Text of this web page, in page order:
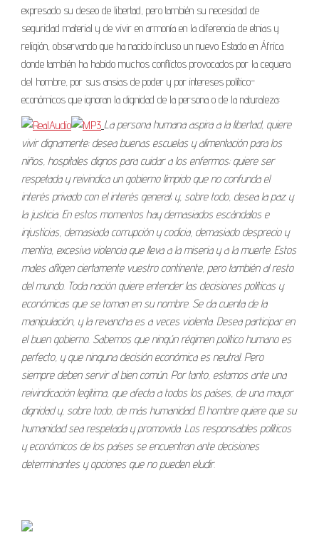
expresado su deseo de libertad, pero también su necesidad de
seguridad material y de vivir en armonía en la diferencia de etnias y
religión, observando que ha nacido incluso un nuevo Estado en África
donde también ha habido muchos conflictos provocados por la ceguera
del hombre, por sus ansias de poder y por intereses político-
económicos que ignoran la dignidad de la persona o de la naturaleza:
La persona humana aspira a la libertad, quiere
vivir dignamente; desea buenas escuelas y alimentación para los
niños, hospitales dignos para cuidar a los enfermos; quiere ser
respetada y reivindica un gobierno límpido que no confunda el
interés privado con el interés general; y, sobre todo, desea la paz y
la justicia. En estos momentos hay demasiados escándalos e
injusticias, demasiada corrupción y codicia, demasiado desprecio y
mentira, excesiva violencia que lleva a la miseria y a la muerte. Estos
males afligen ciertamente vuestro continente, pero también al resto
del mundo. Toda nación quiere entender las decisiones políticas y
económicas que se toman en su nombre. Se da cuenta de la
manipulación, y la revancha es a veces violenta. Desea participar en
el buen gobierno. Sabemos que ningún régimen político humano es
perfecto, y que ninguna decisión económica es neutral. Pero
siempre deben servir al bien común. Por tanto, estamos ante una
reivindicación legítima, que afecta a todos los países, de una mayor
dignidad y, sobre todo, de más humanidad. El hombre quiere que su
humanidad sea respetada y promovida. Los responsables políticos
y económicos de los países se encuentran ante decisiones
determinantes y opciones que no pueden eludir.